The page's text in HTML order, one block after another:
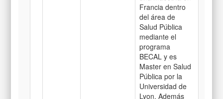
Francia dentro
del área de
Salud Pública
mediante el
programa
BECAL y es
Master en Salud
Pública por la
Universidad de
Lyon. Además